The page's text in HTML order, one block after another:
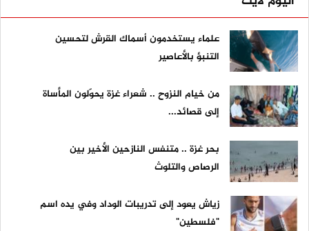
علماء يستخدمون أسماك القرش لتحسين
التنبؤ بالأعاصير
من خيام النزوح .. شعراء غزة يحوّلون المأساة
إلى قصائد...
بحر غزة .. متنفس النازحين الأخير بين
الرصاص والتلوث
زياش يعود إلى تدريبات الوداد وفي يده اسم
"فلسطين"